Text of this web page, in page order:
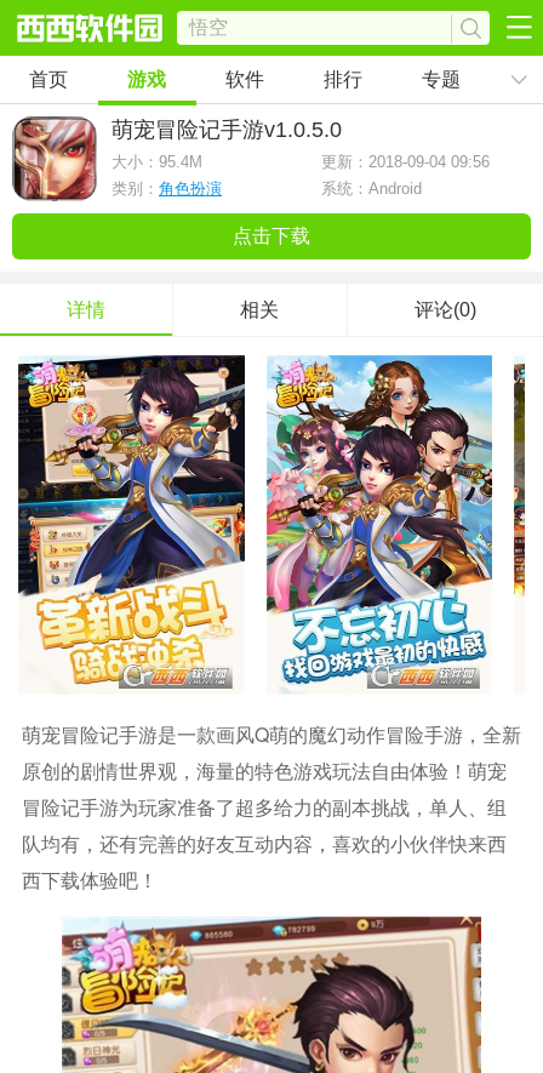
首页 游戏 软件 排行 专题
萌宠冒险记手游v1.0.5.0
大小： 95.4M
更新：2018-09-04 09:56
类别： 角色扮演 系统：Android
点击下载
详情 相关 评论(0)
萌宠冒险记手游是一款画风Q萌的魔幻动作冒险手游，全新
原创的剧情世界观，海量的特色游戏玩法自由体验！萌宠
冒险记手游为玩家准备了超多给力的副本挑战，单人、组
队均有，还有完善的好友互动内容，喜欢的小伙伴快来西
西下载体验吧！